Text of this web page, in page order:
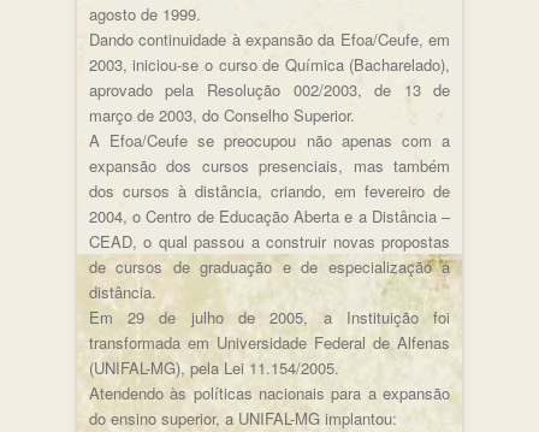
agosto de 1999.
Dando continuidade à expansão da Efoa/Ceufe, em
2003, iniciou-se o curso de Química (Bacharelado),
aprovado pela Resolução 002/2003, de 13 de
março de 2003, do Conselho Superior.
A Efoa/Ceufe se preocupou não apenas com a
expansão dos cursos presenciais, mas também
dos cursos à distância, criando, em fevereiro de
2004, o Centro de Educação Aberta e a Distância –
CEAD, o qual passou a construir novas propostas
de cursos de graduação e de especialização a
distância.
Em 29 de julho de 2005, a Instituição foi
transformada em Universidade Federal de Alfenas
(UNIFAL-MG), pela Lei 11.154/2005.
Atendendo às políticas nacionais para a expansão
do ensino superior, a UNIFAL-MG implantou: